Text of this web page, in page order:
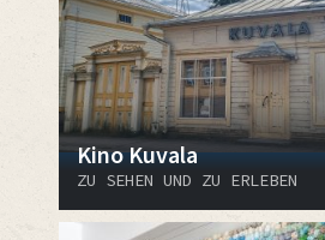
Kino Kuvala
ZU SEHEN UND ZU ERLEBEN